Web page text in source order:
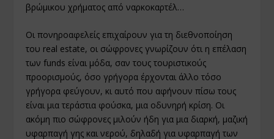
βρώμικου χρήματος από ναρκοκαρτέλ…
Οι πονηροαφελείς επιχαίρουν για τη διεθνοποίηση
του real estate, oι σώφρονες γνωρίζουν ότι η επέλαση
των funds είναι μόδα, σαν τους τουριστικούς
προορισμούς, όσο γρήγορα έρχονται άλλο τόσο
γρήγορα φεύγουν, κι αυτό που αφήνουν πίσω τους
είναι μια τεράστια φούσκα, μια οδυνηρή κρίση. Οι
ακόμη πιο σώφρονες μιλούν ήδη για μια διαρκή, μαζική
υφαρπαγή γης και νερού, δηλαδή για υφαρπαγή των